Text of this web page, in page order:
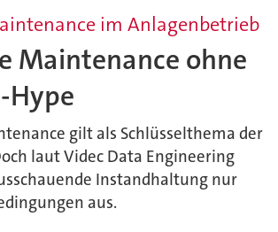
im Anlagenbetrieb
Maintenance ohne
Hype
gilt als Schlüsselthema der
laut Videc Data Engineering
Instandhaltung nur
aus.